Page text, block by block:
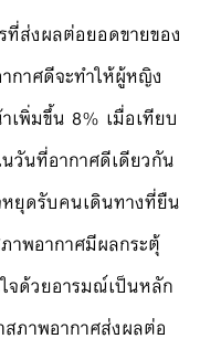
ที่ส่งผลต่อยอดขายของ
กาศดีจะทำให้ผู้หญิง
เพิ่มขึ้น 8% เมื่อเทียบ
วันที่อากาศดีเดียวกัน
ยุดรับคนเดินทางที่ยืน
าพอากาศมีผลกระตุ้
ด้วยอารมณ์เป็นหลัก
ภาพอากาศส่งผลต่อ